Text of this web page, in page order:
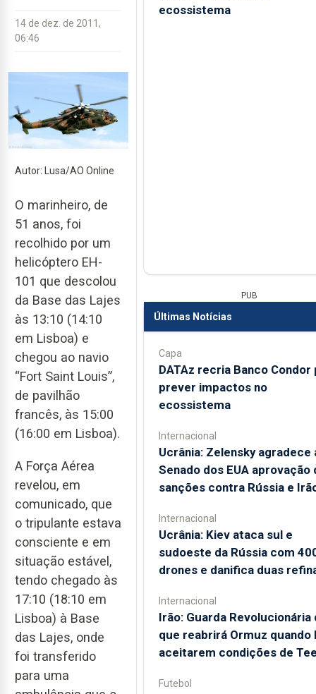
14 de dez. de 2011,
06:46
Autor: Lusa/AO Online
O marinheiro, de
51 anos, foi
recolhido por um
helicóptero EH-
101 que descolou
da Base das Lajes
às 13:10 (14:10
em Lisboa) e
chegou ao navio
“Fort Saint Louis”,
de pavilhão
francês, às 15:00
(16:00 em Lisboa).
A Força Aérea
revelou, em
comunicado, que
o tripulante estava
consciente e em
situação estável,
tendo chegado às
17:10 (18:10 em
Lisboa) à Base
das Lajes, onde
foi transferido
para uma
ecossistema
PUB
Últimas Notícias
Capa
DATAz recria Banco Condor
prever impactos no
ecossistema
Internacional
Ucrânia: Zelensky agradece
Senado dos EUA aprovação
sanções contra Rússia e
Internacional
Ucrânia: Kiev ataca sul e
sudoeste da Rússia com
drones e danifica duas
Internacional
Irão: Guarda Revolucionária
que reabrirá Ormuz quando
aceitarem condições de
Futebol